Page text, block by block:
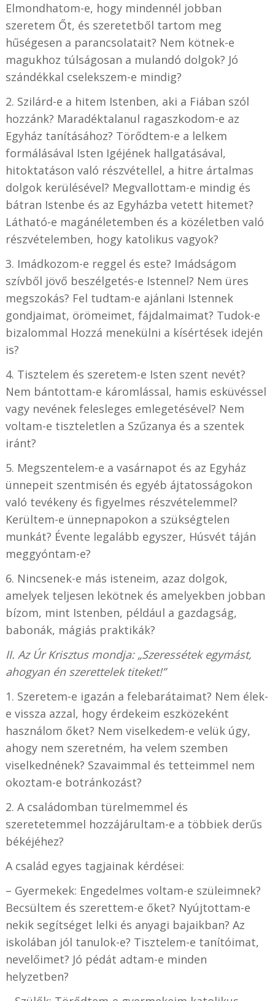
Elmondhatom-e, hogy mindennél jobban
szeretem Őt, és szeretetből tartom meg
hűségesen a parancsolatait? Nem kötnek-e
magukhoz túlságosan a mulandó dolgok? Jó
szándékkal cselekszem-e mindig?
2. Szilárd-e a hitem Istenben, aki a Fiában szól
hozzánk? Maradéktalanul ragaszkodom-e az
Egyház tanításához? Törődtem-e a lelkem
formálásával Isten Igéjének hallgatásával,
hitoktatáson való részvétellel, a hitre ártalmas
dolgok kerülésével? Megvallottam-e mindig és
bátran Istenbe és az Egyházba vetett hitemet?
Látható-e magánéletemben és a közéletben való
részvételemben, hogy katolikus vagyok?
3. Imádkozom-e reggel és este? Imádságom
szívből jövő beszélgetés-e Istennel? Nem üres
megszokás? Fel tudtam-e ajánlani Istennek
gondjaimat, örömeimet, fájdalmaimat? Tudok-e
bizalommal Hozzá menekülni a kísértések idején
is?
4. Tisztelem és szeretem-e Isten szent nevét?
Nem bántottam-e káromlással, hamis esküvéssel
vagy nevének felesleges emlegetésével? Nem
voltam-e tiszteletlen a Szűzanya és a szentek
iránt?
5. Megszentelem-e a vasárnapot és az Egyház
ünnepeit szentmisén és egyéb ájtatosságokon
való tevékeny és figyelmes részvételemmel?
Kerültem-e ünnepnapokon a szükségtelen
munkát? Évente legalább egyszer, Húsvét táján
meggyóntam-e?
6. Nincsenek-e más isteneim, azaz dolgok,
amelyek teljesen lekötnek és amelyekben jobban
bízom, mint Istenben, például a gazdagság,
babonák, mágiás praktikák?
II. Az Úr Krisztus mondja: „Szeressétek egymást,
ahogyan én szerettelek titeket!”
1. Szeretem-e igazán a felebarátaimat? Nem élek-
e vissza azzal, hogy érdekeim eszközeként
használom őket? Nem viselkedem-e velük úgy,
ahogy nem szeretném, ha velem szemben
viselkednének? Szavaimmal és tetteimmel nem
okoztam-e botránkozást?
2. A családomban türelmemmel és
szeretetemmel hozzájárultam-e a többiek derűs
békéjéhez?
A család egyes tagjainak kérdései:
– Gyermekek: Engedelmes voltam-e szüleimnek?
Becsültem és szerettem-e őket? Nyújtottam-e
nekik segítséget lelki és anyagi bajaikban? Az
iskolában jól tanulok-e? Tisztelem-e tanítóimat,
nevelőimet? Jó pédát adtam-e minden
helyzetben?